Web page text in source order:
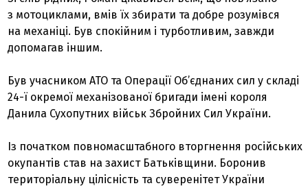
з мотоциклами, вмів їх збирати та добре розумівся
на механіці. Був спокійним і турботливим, завжди
допомагав іншим.
Був учасником АТО та Операції Об’єднаних сил у складі
24-ї окремої механізованої бригади імені короля
Данила Сухопутних військ Збройних Сил України.
Із початком повномасштабного вторгнення російських
окупантів став на захист Батьківщини. Боронив
територіальну цілісність та суверенітет України